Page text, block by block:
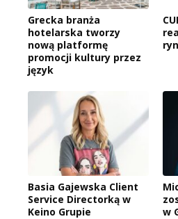
Grecka branża
hotelarska tworzy
nową platformę
promocji kultury przez
język
Basia Gajewska Client
Service Directorką w
Keino Grupie
w